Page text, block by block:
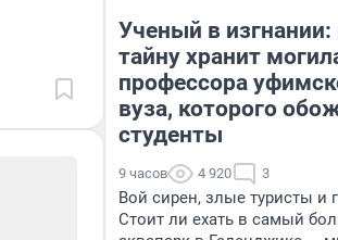
Ученый в
тайну хранит
профессора
вуза, которого
студенты
9 часов 4 920 3
Вой сирен, злые туристы и
Стоит ли ехать в самый